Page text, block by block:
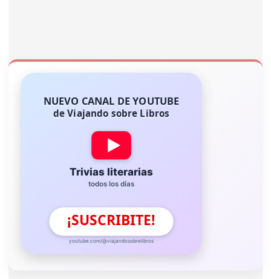
NUEVO CANAL DE YOUTUBE
de Viajando sobre Libros
Trivias literarias
todos los días
¡SUSCRIBITE!
youtube.com/@viajandosobrelibros